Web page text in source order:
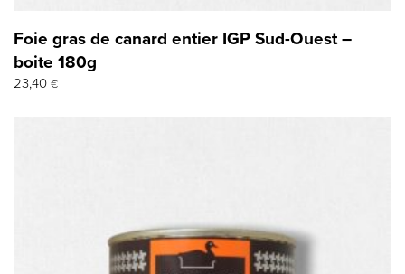
Foie gras de canard entier IGP Sud-Ouest –
boite 180g
23,40 €